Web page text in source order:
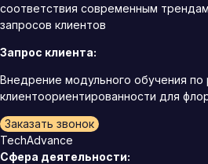
соответствия современным
запросов клиентов
Запрос клиента:
Внедрение модульного обучения по
клиентоориентированности для
Заказать звонок
TechAdvance
Сфера деятельности: